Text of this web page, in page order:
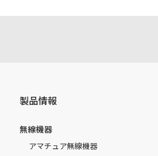
製品情報
無線機器
アマチュア無線機器